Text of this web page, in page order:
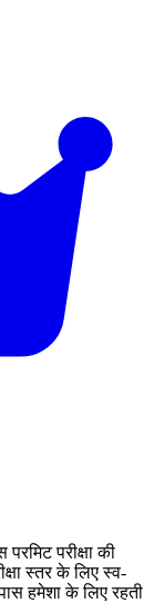
परीक्षा की
स्तर के लिए स्व-
हमेशा के लिए रहती